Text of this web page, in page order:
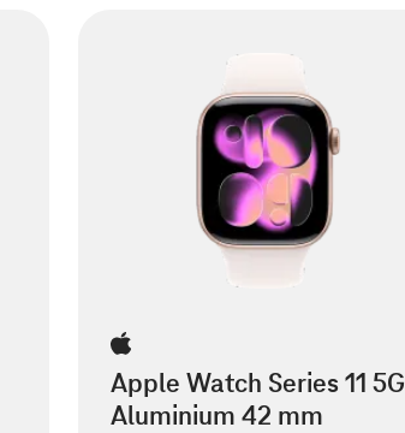
Apple Watch Series 11 5G
Aluminium 42 mm